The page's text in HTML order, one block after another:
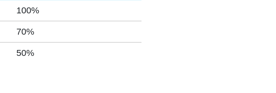
100%
70%
50%